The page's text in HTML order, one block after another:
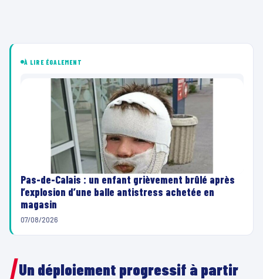
À LIRE ÉGALEMENT
Pas-de-Calais : un enfant grièvement brûlé après
l’explosion d’une balle antistress achetée en
magasin
07/08/2026
Un déploiement progressif à partir